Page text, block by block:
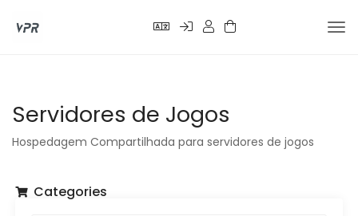
Servidores de Jogos
Hospedagem Compartilhada para servidores de jogos
Categories